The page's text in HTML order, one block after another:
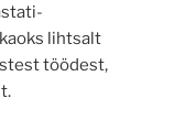
lihtsalt
töödest,